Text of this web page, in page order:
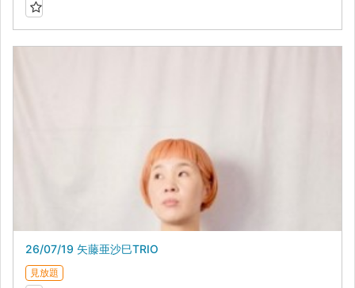
26/07/19 矢藤亜沙巳TRIO
見放題